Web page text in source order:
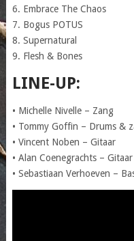
6. Embrace The Chaos
7. Bogus POTUS
8. Supernatural
9. Flesh & Bones
LINE-UP:
• Michelle Nivelle – Zang
• Tommy Goffin – Drums &
• Vincent Noben – Gitaar
• Alan Coenegrachts – Gitaar
• Sebastiaan Verhoeven –